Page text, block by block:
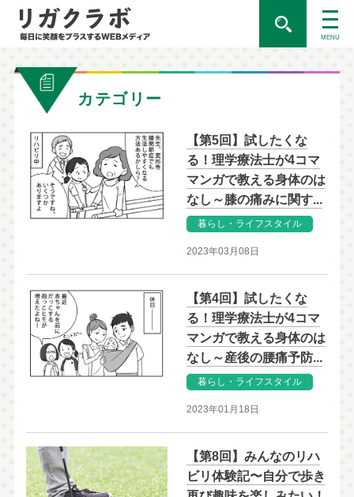
MENU
カテゴリー
【第5回】試したくな
る！理学療法士が4コマ
マンガで教える身体のは
なし～膝の痛みに関す...
暮らし・ライフスタイル
2023年03月08日
【第4回】試したくな
る！理学療法士が4コマ
マンガで教える身体のは
なし～産後の腰痛予防...
暮らし・ライフスタイル
2023年01月18日
【第8回】みんなのリハ
ビリ体験記〜自分で歩き